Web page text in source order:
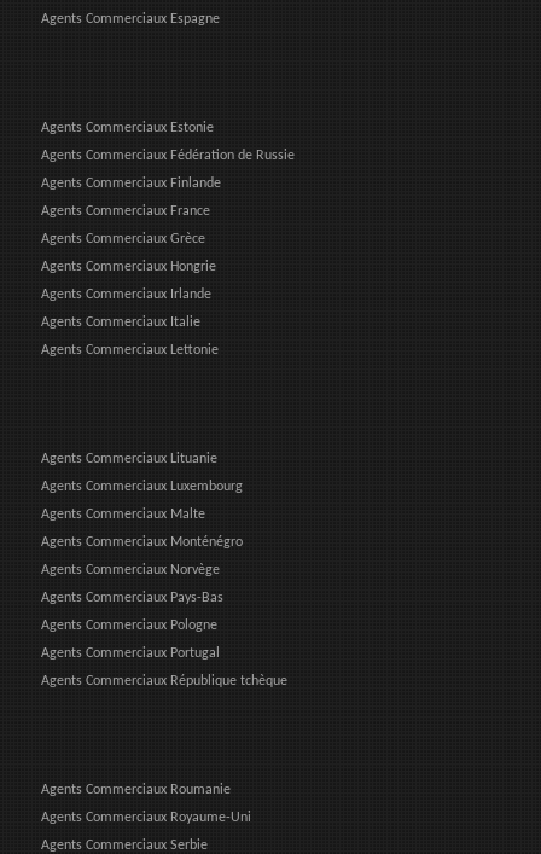
Agents Commerciaux Espagne
Agents Commerciaux Estonie
Agents Commerciaux Fédération de Russie
Agents Commerciaux Finlande
Agents Commerciaux France
Agents Commerciaux Grèce
Agents Commerciaux Hongrie
Agents Commerciaux Irlande
Agents Commerciaux Italie
Agents Commerciaux Lettonie
Agents Commerciaux Lituanie
Agents Commerciaux Luxembourg
Agents Commerciaux Malte
Agents Commerciaux Monténégro
Agents Commerciaux Norvège
Agents Commerciaux Pays-Bas
Agents Commerciaux Pologne
Agents Commerciaux Portugal
Agents Commerciaux République tchèque
Agents Commerciaux Roumanie
Agents Commerciaux Royaume-Uni
Agents Commerciaux Serbie